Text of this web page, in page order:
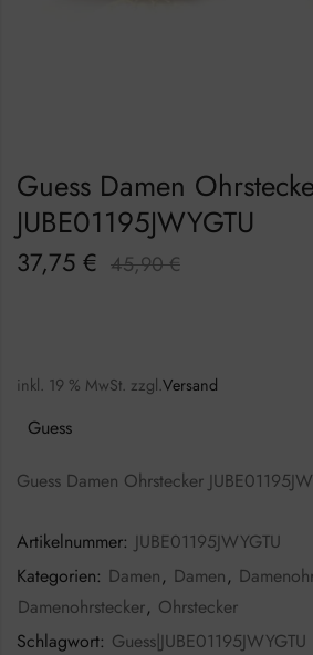
Guess Damen
JUBE01195JWYGTU
37,75 € 45,90€
inkl. 19 % MwSt. zzgl.Versand
Guess
Guess Damen Ohrstecker
Artikelnummer: JUBE01195JWYGTU
Kategorien: Damen, Damen,
Damenohrstecker, Ohrstecker
Schlagwort: Guess|JUBE01195JWYGTU